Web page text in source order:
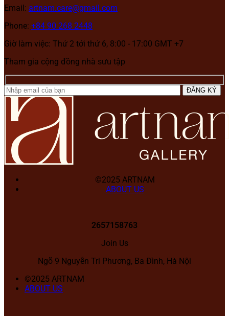
Email: artnam.care@gmail.com
Phone: +84 90 268 2448
Giờ làm việc: Thứ 2 tới thứ 6, 8:00 - 17:00 GMT +7
Tham gia cộng đồng nhà sưu tập
©2025 ARTNAM
ABOUT US
2657158763
Join Us
Ngõ 9 Nguyễn Tri Phương, Ba Đình, Hà Nội
©2025 ARTNAM
ABOUT US